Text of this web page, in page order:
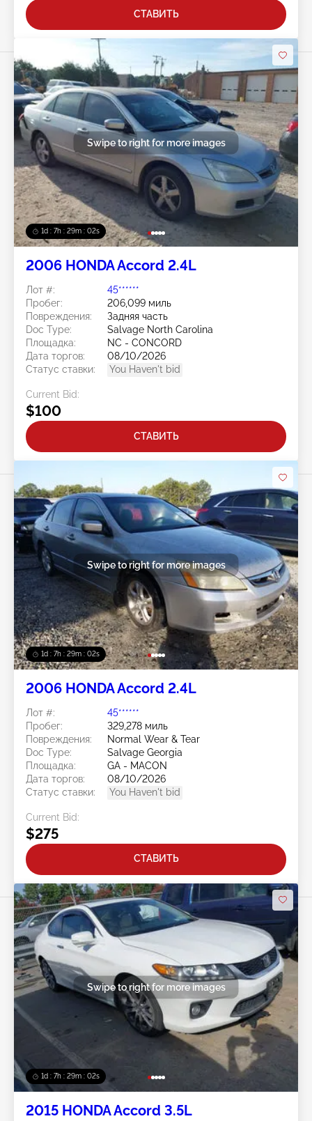
СТАВИТЬ
1d : 7h : 29m : 00s
Swipe to right for more images
2006 HONDA Accord 2.4L
Лот #:
45******
Пробег:
206,099 миль
Повреждения:
Задняя часть
Doc Type:
Salvage North Carolina
Площадка:
NC - CONCORD
Дата торгов:
08/10/2026
Статус ставки:
You Haven't bid
Current Bid:
$100
СТАВИТЬ
1d : 7h : 29m : 00s
Swipe to right for more images
2006 HONDA Accord 2.4L
Лот #:
45******
Пробег:
329,278 миль
Повреждения:
Normal Wear & Tear
Doc Type:
Salvage Georgia
Площадка:
GA - MACON
Дата торгов:
08/10/2026
Статус ставки:
You Haven't bid
Current Bid:
$275
СТАВИТЬ
1d : 7h : 29m : 00s
Swipe to right for more images
2015 HONDA Accord 3.5L